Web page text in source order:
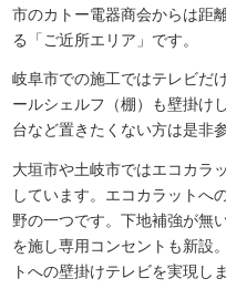
市のカトー電器商会からは距
る「ご近所エリア」です。
岐阜市での施工ではテレビだ
ールシェルフ（棚）も壁掛け
台など置きたくない方は是非
大垣市や土岐市ではエコカラ
しています。エコカラットへ
野の一つです。下地補強が無
を施し専用コンセントも新設
トへの壁掛けテレビを実現しま